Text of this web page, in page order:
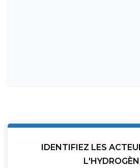
IDENTIFIEZ LES